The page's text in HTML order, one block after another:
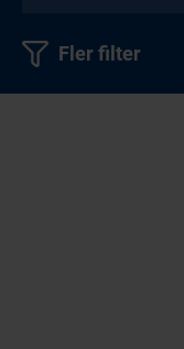
Fler filter